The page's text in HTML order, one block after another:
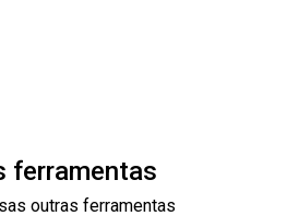
ferramentas
outras ferramentas